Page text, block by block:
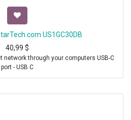
US1GC30DB
40,99 $
network through your computers USB-C
port - USB C